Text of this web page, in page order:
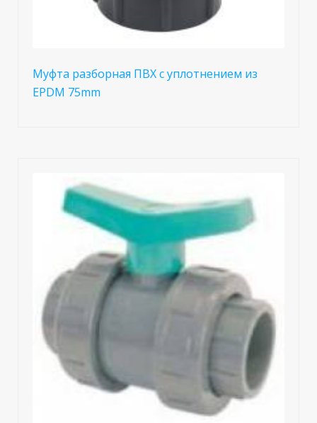
Муфта разборная ПВХ с уплотнением из
EPDM 75mm